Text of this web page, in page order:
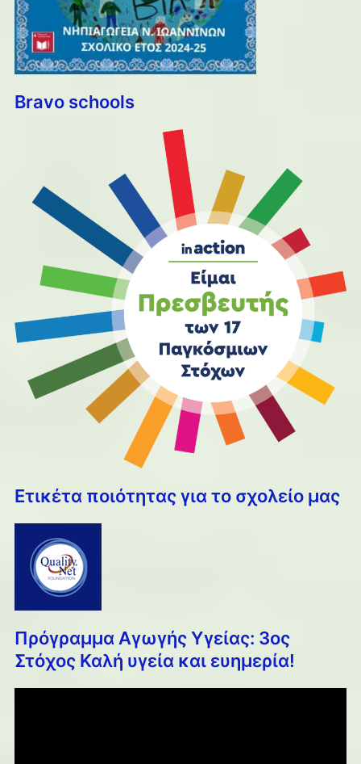
Bravo schools
Ετικέτα ποιότητας για το σχολείο μας
Πρόγραμμα Αγωγής Υγείας: 3ος
Στόχος Καλή υγεία και ευημερία!